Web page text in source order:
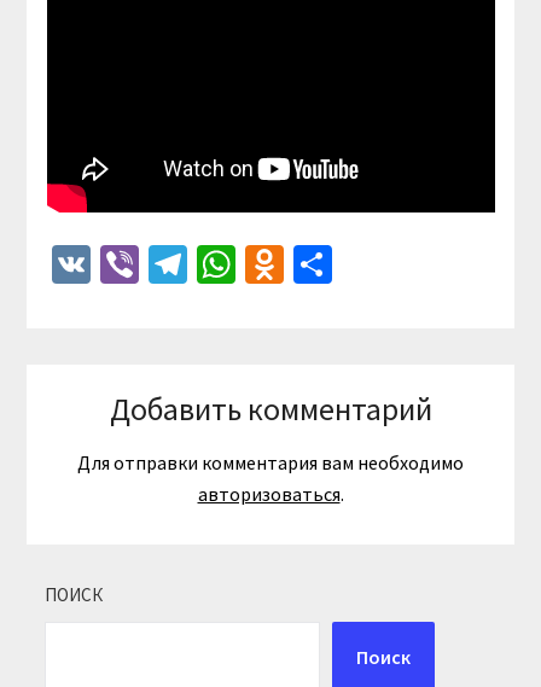
VKViberTelegram
WhatsApp
Odnoklassniki
Отправить
Добавить комментарий
Для отправки комментария вам необходимо
авторизоваться.
ПОИСК
Поиск